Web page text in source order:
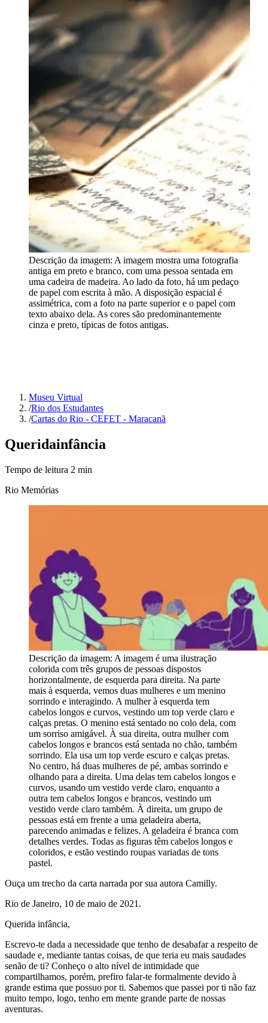
Descrição da imagem: A imagem mostra uma fotografia
antiga em preto e branco, com uma pessoa sentada em
uma cadeira de madeira. Ao lado da foto, há um pedaço
de papel com escrita à mão. A disposição espacial é
assimétrica, com a foto na parte superior e o papel com
texto abaixo dela. As cores são predominantemente
cinza e preto, típicas de fotos antigas.
Museu Virtual
/Rio dos Estudantes
/Cartas do Rio - CEFET - Maracanã
Queridainfância
Tempo de leitura 2 min
Rio Memórias
Descrição da imagem: A imagem é uma ilustração
colorida com três grupos de pessoas dispostos
horizontalmente, de esquerda para direita. Na parte
mais à esquerda, vemos duas mulheres e um menino
sorrindo e interagindo. A mulher à esquerda tem
cabelos longos e curvos, vestindo um top verde claro e
calças pretas. O menino está sentado no colo dela, com
um sorriso amigável. À sua direita, outra mulher com
cabelos longos e brancos está sentada no chão, também
sorrindo. Ela usa um top verde escuro e calças pretas.
No centro, há duas mulheres de pé, ambas sorrindo e
olhando para a direita. Uma delas tem cabelos longos e
curvos, usando um vestido verde claro, enquanto a
outra tem cabelos longos e brancos, vestindo um
vestido verde claro também. À direita, um grupo de
pessoas está em frente a uma geladeira aberta,
parecendo animadas e felizes. A geladeira é branca com
detalhes verdes. Todas as figuras têm cabelos longos e
coloridos, e estão vestindo roupas variadas de tons
pastel.
Ouça um trecho da carta narrada por sua autora Camilly.
Rio de Janeiro, 10 de maio de 2021.
Querida infância,
Escrevo-te dada a necessidade que tenho de desabafar a respeito de
saudade e, mediante tantas coisas, de que teria eu mais saudades
senão de ti? Conheço o alto nível de intimidade que
compartilhamos, porém, prefiro falar-te formalmente devido à
grande estima que possuo por ti. Sabemos que passei por ti não faz
muito tempo, logo, tenho em mente grande parte de nossas
aventuras.